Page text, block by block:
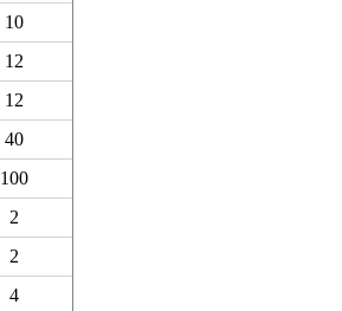
10
12
12
40
100
2
2
4